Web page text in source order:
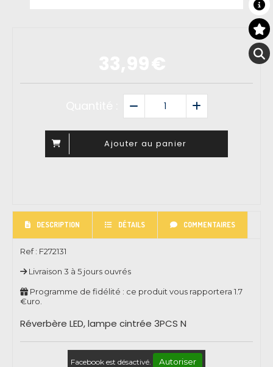
Ajouter au panier
DESCRIPTION DÉTAILS COMMENTAIRES
Ref : F272131
Livraison 3 à 5 jours ouvrés
Programme de fidélité : ce produit vous rapportera 1.7
€uro.
Réverbère LED, lampe cintrée 3PCS N
Facebook est désactivé. Autoriser